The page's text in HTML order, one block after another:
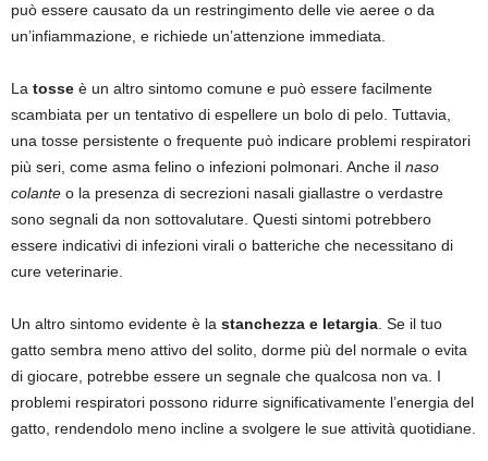
può essere causato da un restringimento delle vie aeree o da
un’infiammazione, e richiede un’attenzione immediata.
La tosse è un altro sintomo comune e può essere facilmente
scambiata per un tentativo di espellere un bolo di pelo. Tuttavia,
una tosse persistente o frequente può indicare problemi respiratori
più seri, come asma felino o infezioni polmonari. Anche il naso
colante o la presenza di secrezioni nasali giallastre o verdastre
sono segnali da non sottovalutare. Questi sintomi potrebbero
essere indicativi di infezioni virali o batteriche che necessitano di
cure veterinarie.
Un altro sintomo evidente è la stanchezza e letargia . Se il tuo
gatto sembra meno attivo del solito, dorme più del normale o evita
di giocare, potrebbe essere un segnale che qualcosa non va. I
problemi respiratori possono ridurre significativamente l’energia del
gatto, rendendolo meno incline a svolgere le sue attività quotidiane.